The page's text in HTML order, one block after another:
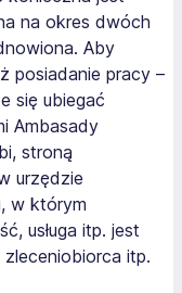
na okres dwóch
Aby
posiadanie pracy –
się ubiegać
Ambasady
stroną
urzędzie
w którym
usługa itp. jest
itp.